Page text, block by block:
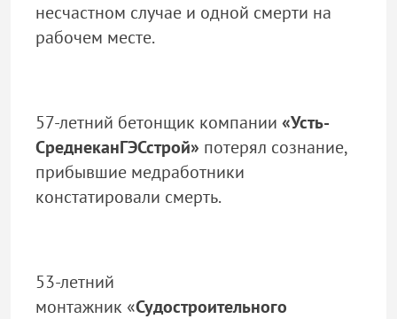
несчастном случае и одной смерти на
рабочем месте.
57-летний бетонщик компании «Усть-
СреднеканГЭСстрой» потерял сознание,
прибывшие медработники
констатировали смерть.
53-летний
монтажник «Судостроительного